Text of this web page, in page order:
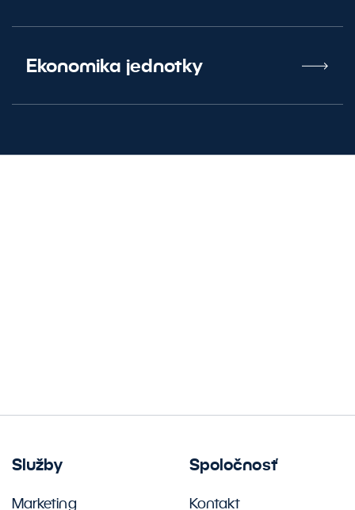
Ekonomika jednotky
Služby
Marketing
Spoločnosť
Kontakt